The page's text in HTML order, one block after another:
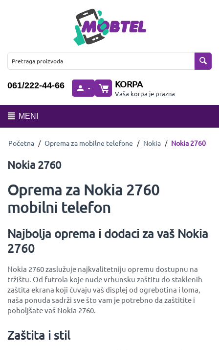
061/222-44-66 KORPA
Vaša korpa je prazna
MENI
Početna / Oprema za mobilne telefone / Nokia / Nokia 2760
Nokia 2760
Oprema za Nokia 2760
mobilni telefon
Najbolja oprema i dodaci za vaš Nokia
2760
Nokia 2760 zaslužuje najkvalitetniju opremu dostupnu na
tržištu. Od futrola koje nude vrhunsku zaštitu do staklenih
zaštita ekrana koji čuvaju vaš displej od ogrebotina i loma,
naša ponuda sadrži sve što vam je potrebno da zaštitite i
poboljšate vaš Nokia 2760.
Zaštita i stil